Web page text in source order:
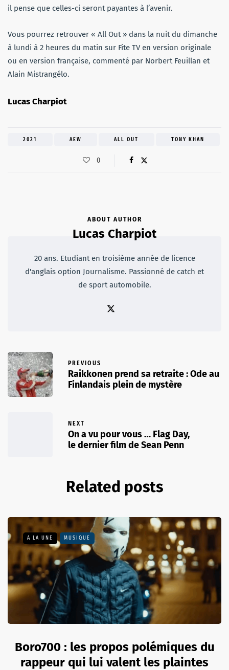
il pense que celles-ci seront payantes à l’avenir.
Vous pourrez retrouver « All Out » dans la nuit du dimanche
à lundi à 2 heures du matin sur Fite TV en version originale
ou en version française, commenté par Norbert Feuillan et
Alain Mistrangélo.
Lucas Charpiot
2021 AEW ALL OUT TONY KHAN
0
ABOUT AUTHOR
Lucas Charpiot
20 ans. Etudiant en troisième année de licence
d'anglais option Journalisme. Passionné de catch et
de sport automobile.
PREVIOUS
Raikkonen prend sa retraite : Ode au
Finlandais plein de mystère
NEXT
On a vu pour vous … Flag Day,
le dernier film de Sean Penn
Related posts
A LA UNE MUSIQUE
Boro700 : les propos polémiques du
rappeur qui lui valent les plaintes